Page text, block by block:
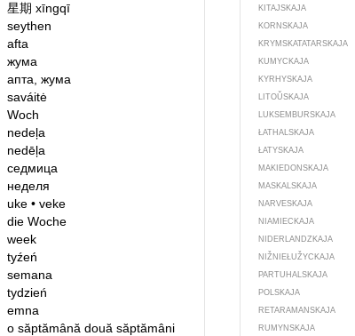
星期 xīngqī
seythen
afta
жума
апта, жума
saváitė
Woch
nedeļa
nedēļa
седмица
неделя
uke • veke
die Woche
week
tyźeń
semana
tydzień
emna
o săptămână două săptămâni
KITAJSKAJA
KORNSKAJA
KRYMSKA­TATARSKAJA
KUMYCKAJA
KYRHYSKAJA
LITOŬSKAJA
LUKSEMBURSKAJA
ŁATHALSKAJA
ŁATYSKAJA
MAKIEDONSKAJA
MASKALSKAJA
NARVESKAJA
NIAMIECKAJA
NIDERLANDZKAJA
NIŽNIEŁUŽYCKAJA
PARTUHALSKAJA
POLSKAJA
RETARAMANSKAJA
RUMYNSKAJA